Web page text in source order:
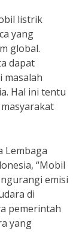
listrik
yang
global.
dapat
masalah
Hal ini tentu
Lembaga
“Mobil
emisi
di
pemerintah
yang